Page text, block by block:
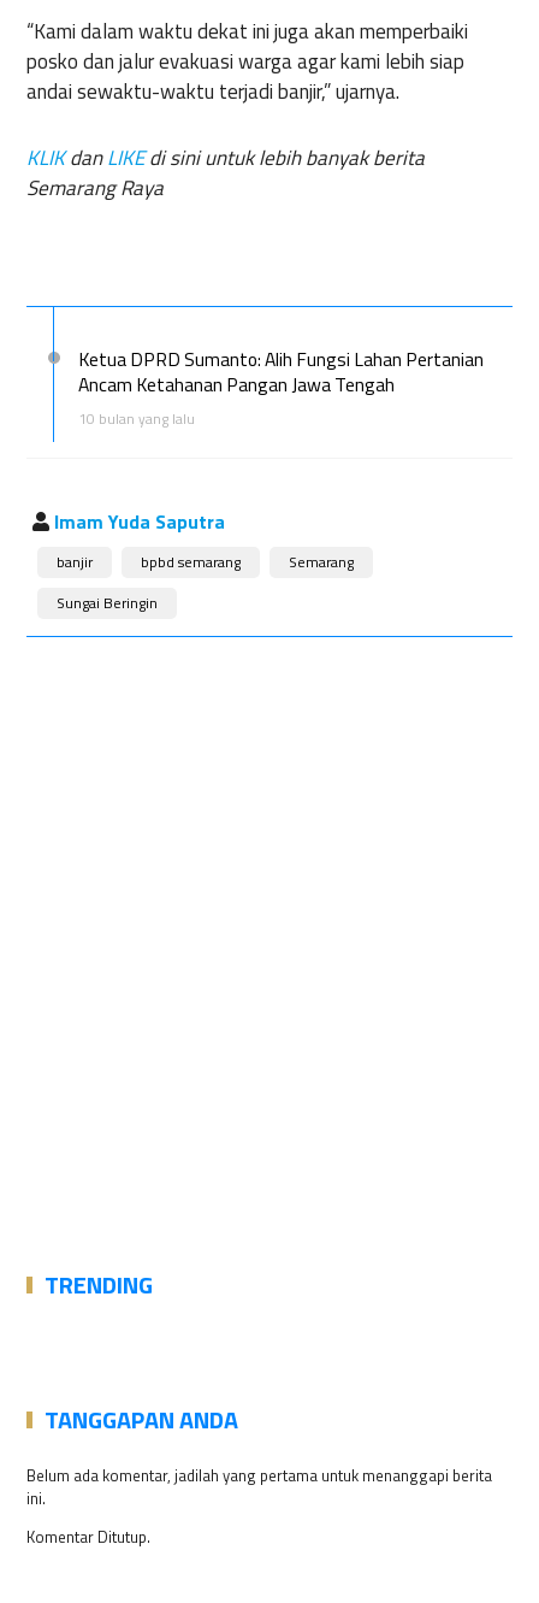
“Kami dalam waktu dekat ini juga akan memperbaiki
posko dan jalur evakuasi warga agar kami lebih siap
andai sewaktu-waktu terjadi banjir,” ujarnya.
KLIKdanLIKEdi sini untuk lebih banyak berita
Semarang Raya
Ketua DPRD Sumanto: Alih Fungsi Lahan Pertanian
Ancam Ketahanan Pangan Jawa Tengah
10 bulan yang lalu
Imam Yuda Saputra
banjir bpbd semarang
Semarang
Sungai Beringin
TRENDING
TANGGAPAN ANDA
Belum ada komentar, jadilah yang pertama untuk menanggapi berita
ini.
Komentar Ditutup.